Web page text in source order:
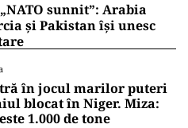
sunnit”: Arabia
și Pakistan își unesc
în jocul marilor puteri
blocat în Niger. Miza:
1.000 de tone